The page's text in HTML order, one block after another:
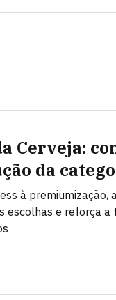
Cerveja:
da
à premiumização,
escolhas e reforça a